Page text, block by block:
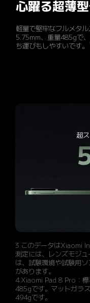
心躍る超薄
軽量で堅牢なフルメタ
5.75mm、重量485gで
ち運びもしやすいです。
超
3.このデータはXiaomi
測定には、レンズモジ
は、試験環境や試験用
があります。
4.Xiaomi Pad 8 Pro：標
485gです。マットガラ
494gです。